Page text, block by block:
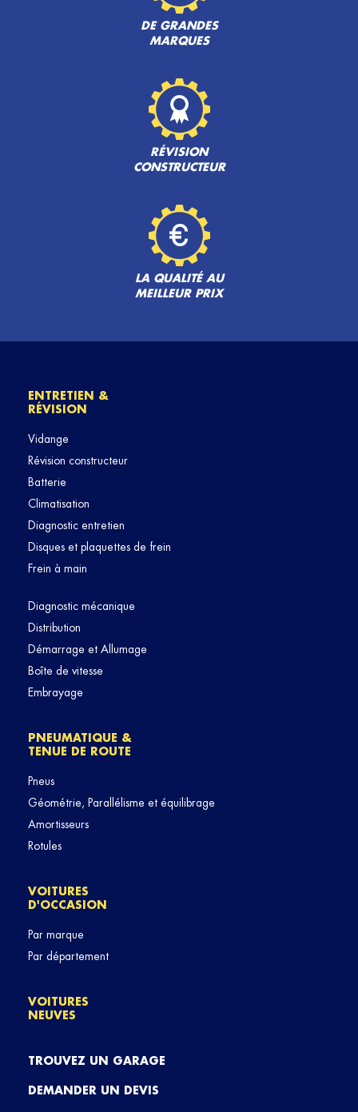
DE GRANDES
MARQUES
RÉVISION
CONSTRUCTEUR
LA QUALITÉ AU
MEILLEUR PRIX
ENTRETIEN &
RÉVISION
Vidange
Révision constructeur
Batterie
Climatisation
Diagnostic entretien
Disques et plaquettes de frein
Frein à main
Diagnostic mécanique
Distribution
Démarrage et Allumage
Boîte de vitesse
Embrayage
PNEUMATIQUE &
TENUE DE ROUTE
Pneus
Géométrie, Parallélisme et équilibrage
Amortisseurs
Rotules
VOITURES
D'OCCASION
Par marque
Par département
VOITURES
NEUVES
TROUVEZ UN GARAGE
DEMANDER UN DEVIS